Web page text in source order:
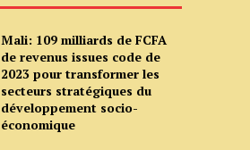
Mali: 109 milliards de FCFA
de revenus issues code de
2023 pour transformer les
secteurs stratégiques du
développement socio-
économique